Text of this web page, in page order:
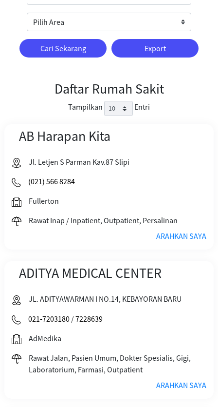
Cari Sekarang Export
Daftar Rumah Sakit
Tampilkan Entri
AB Harapan Kita
Jl. Letjen S Parman Kav.87 Slipi
(021) 566 8284
Fullerton
Rawat Inap / Inpatient, Outpatient, Persalinan
ARAHKAN SAYA
ADITYA MEDICAL CENTER
JL. ADITYAWARMAN I NO.14, KEBAYORAN BARU
021-7203180 /7228639
AdMedika
Rawat Jalan, Pasien Umum, Dokter Spesialis, Gigi,
Laboratorium, Farmasi, Outpatient
ARAHKAN SAYA